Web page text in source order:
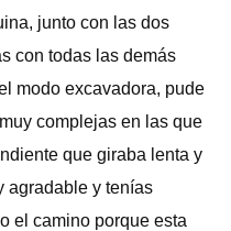
junto con las dos
con todas las demás
modo excavadora, pude
complejas en las que
que giraba lenta y
agradable y tenías
el camino porque esta